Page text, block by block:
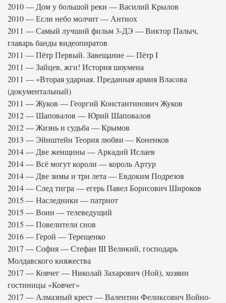
2010 — Дом у большой реки — Василий Крылов
2010 — Если небо молчит — Антиох
2011 — Самый лучший фильм 3-ДЭ — Виктор Палыч,
главарь банды видеопиратов
2011 — Пётр Первый. Завещание — Пётр I
2011 — Зайцев, жги! История шоумена
2011 — «Вторая ударная. Преданная армия Власова
(документальный)
2011 — Жуков — Георгий Константинович Жуков
2012 — Шаповалов — Юрий Шаповалов
2012 — Жизнь и судьба — Крымов
2013 — Эйнштейн Теория любви — Коненков
2014 — Две женщины — Аркадий Ислаев
2014 — Всё могут короли — король Артур
2014 — Две зимы и три лета — Евдоким Подрезов
2014 — След тигра — егерь Павел Борисович Широков
2015 — Наследники — патриот
2015 — Воин — телеведущий
2015 — Повелители снов
2016 — Герой — Терещенко
2017 — София — Стефан III Великий, господарь
Молдавского княжества
2017 — Ковчег — Николай Захарович (Ной), хозяин
гостиницы «Ковчег»
2017 — Алмазный крест — Валентин Феликсович Войно-